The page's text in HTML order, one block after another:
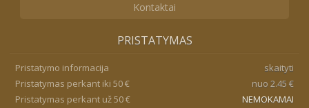
Kontaktai
PRISTATYMAS
Pristatymo informacija
skaityti
Pristatymas perkant iki 50 €
nuo 2.45 €
Pristatymas perkant už 50 €
NEMOKAMAI